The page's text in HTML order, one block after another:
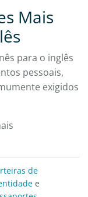
Mais
para o inglês
pessoais,
exigidos
de
e